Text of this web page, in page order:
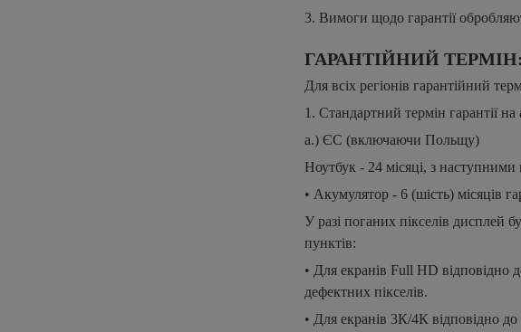
3. Вимоги щодо гарантії
ГАРАНТІЙНИЙ ТЕРМІН:
Для всіх регіонів гарантійний
1. Стандартний термін гарантії
a.) ЄС (включаючи Польщу)
Ноутбук - 24 місяці, з
• Акумулятор - 6 (шість) місяців
У разі поганих пікселів дисплей
пунктiв:
• Для екранів Full HD відповідно
дефектних пікселів.
• Для екранів 3К/4К відповідно